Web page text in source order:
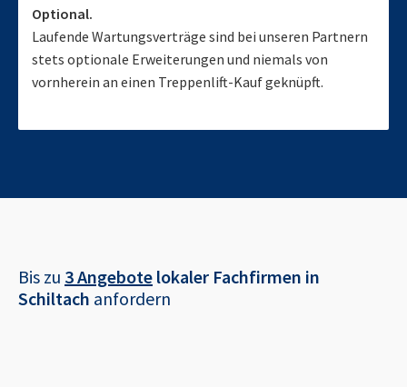
Optional.
Laufende Wartungsverträge sind bei unseren Partnern
stets optionale Erweiterungen und niemals von
vornherein an einen Treppenlift-Kauf geknüpft.
Bis zu 3 Angebote lokaler Fachfirmen in
Schiltach anfordern